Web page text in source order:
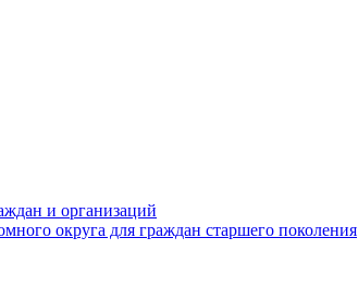
и организаций
округа для граждан старшего поколения